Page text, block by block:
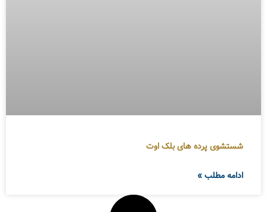
شستشوی پرده های بلک اوت
ادامه مطلب »